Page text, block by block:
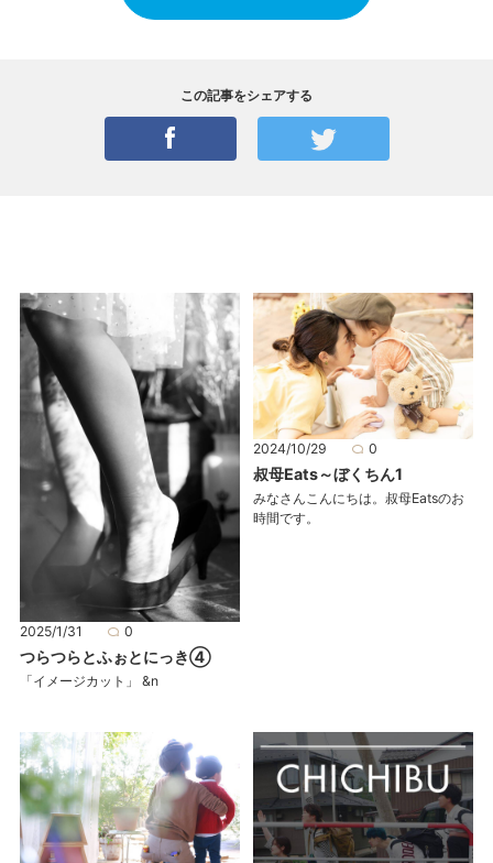
この記事をシェアする
2025/1/31 0
つらつらとふぉとにっき④
「イメージカット」 &n
2024/10/29 0
叔母Eats～ぼくちん1
みなさんこんにちは。叔母Eatsのお
時間です。